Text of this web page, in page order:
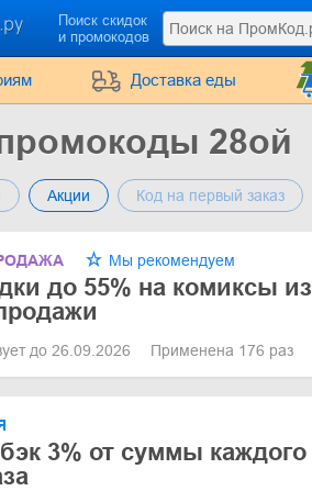
Поиск скидок
и промокодов
Доставка еды
28ой
Акции Код на первый заказ
Мы рекомендуем
до 55% на комиксы из
до 26.09.2026 Применена 176 раз
3% от суммы каждого